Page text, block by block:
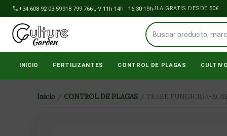
al
contenido
+34 608 92 03 59918 799 766L-V 11h-14h · 16:30-19h
ENVÍOS A PENÍNSULA GRATIS DESDE 50€
INICIO FERTILIZANTES CONTROL DE PLAGAS CULTIVO
Inicio / CONTROL DE PLAGAS / TRABE FUNGICIDA-